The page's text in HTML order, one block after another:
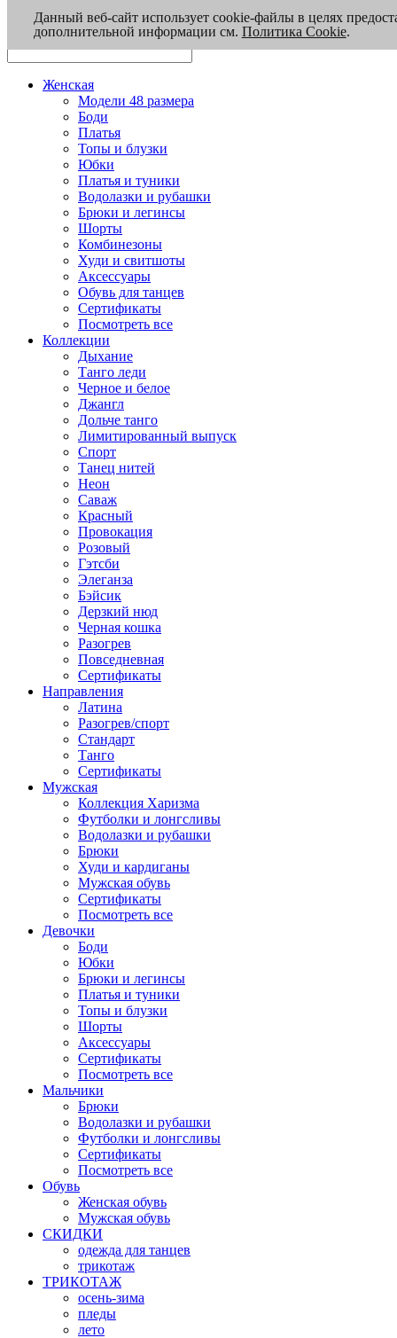
Женская
Модели 48 размера
Боди
Платья
Топы и блузки
Юбки
Платья и туники
Водолазки и рубашки
Брюки и легинсы
Шорты
Комбинезоны
Худи и свитшоты
Аксессуары
Обувь для танцев
Сертификаты
Посмотреть все
Коллекции
Дыхание
Танго леди
Черное и белое
Джангл
Дольче танго
Лимитированный выпуск
Спорт
Танец нитей
Неон
Саваж
Красный
Провокация
Розовый
Гэтсби
Элеганза
Бэйсик
Дерзкий нюд
Черная кошка
Разогрев
Повседневная
Сертификаты
Направления
Латина
Разогрев/спорт
Стандарт
Танго
Сертификаты
Мужская
Коллекция Харизма
Футболки и лонгсливы
Водолазки и рубашки
Брюки
Худи и кардиганы
Мужская обувь
Сертификаты
Посмотреть все
Девочки
Боди
Юбки
Брюки и легинсы
Платья и туники
Топы и блузки
Шорты
Аксессуары
Сертификаты
Посмотреть все
Мальчики
Брюки
Водолазки и рубашки
Футболки и лонгсливы
Сертификаты
Посмотреть все
Обувь
Женская обувь
Мужская обувь
СКИДКИ
одежда для танцев
трикотаж
ТРИКОТАЖ
осень-зима
пледы
лето
Данный веб-сайт использует cookie-файлы в целях
дополнительной информации см. Политика Cookie.